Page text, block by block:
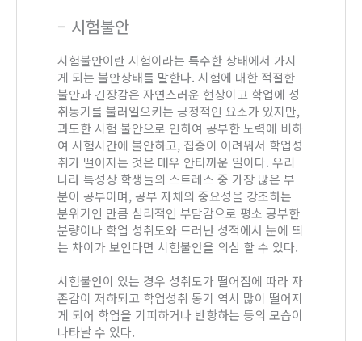
– 시험불안
시험불안이란 시험이라는 특수한 상태에서 가지
게 되는 불안상태를 말한다. 시험에 대한 적절한
불안과 긴장감은 자연스러운 현상이고 학업에 성
취동기를 불러일으키는 긍정적인 요소가 있지만,
과도한 시험 불안으로 인하여 공부한 노력에 비하
여 시험시간에 불안하고, 집중이 어려워서 학업성
취가 떨어지는 것은 매우 안타까운 일이다. 우리
나라 특성상 학생들의 스트레스 중 가장 많은 부
분이 공부이며, 공부 자체의 중요성을 강조하는
분위기인 만큼 심리적인 부담감으로 평소 공부한
분량이나 학업 성취도와 드러난 성적에서 눈에 띄
는 차이가 보인다면 시험불안을 의심 할 수 있다.
시험불안이 있는 경우 성취도가 떨어짐에 따라 자
존감이 저하되고 학업성취 동기 역시 많이 떨어지
게 되어 학업을 기피하거나 반항하는 등의 모습이
나타날 수 있다.